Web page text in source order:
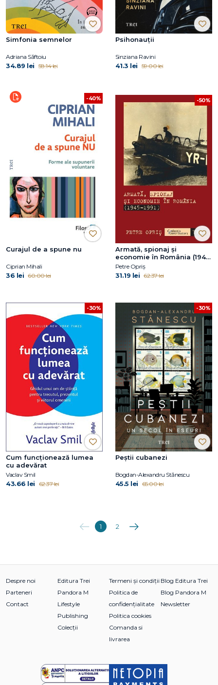
Simfonia semnelor
Adriana Săftoiu
34.89 lei 58.14 lei
Psihonauții
Sinziana Ravini
41.3 lei 59.00 lei
-40%
Curajul de a spune nu
Ciprian Mihali
36 lei 60.00 lei
-50%
Armată, spionaj și
economie în România (1945-
1991)
Petre Opriș
31.19 lei 62.37 lei
-30%
Cum funcționează lumea
cu adevărat
Vaclav Smil
43.66 lei 62.37 lei
-30%
Peștii cubanezi
Bogdan-Alexandru Stănescu
45.5 lei 65.00 lei
Anterioara
1 2 Următoarea
Despre noi
Parteneri
Contact
Editura Trei
Pandora M
Lifestyle
Publishing
Colecții
Termeni și condiții
Politica de
confidențialitate
Politica cookies
Comanda si
livrarea
Blog Editura Trei
Blog Pandora M
Newsletter